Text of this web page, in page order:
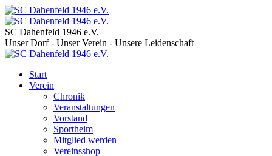
SC Dahenfeld 1946 e.V.
Unser Dorf - Unser Verein - Unsere Leidenschaft
Start
Verein
Chronik
Veranstaltungen
Vorstand
Sportheim
Mitglied werden
Vereinsshop